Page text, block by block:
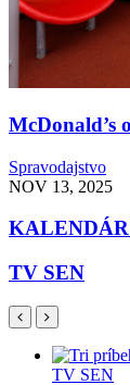
McDonald’s
Spravodajstvo
NOV 13, 2025
TV SEN
TV SEN